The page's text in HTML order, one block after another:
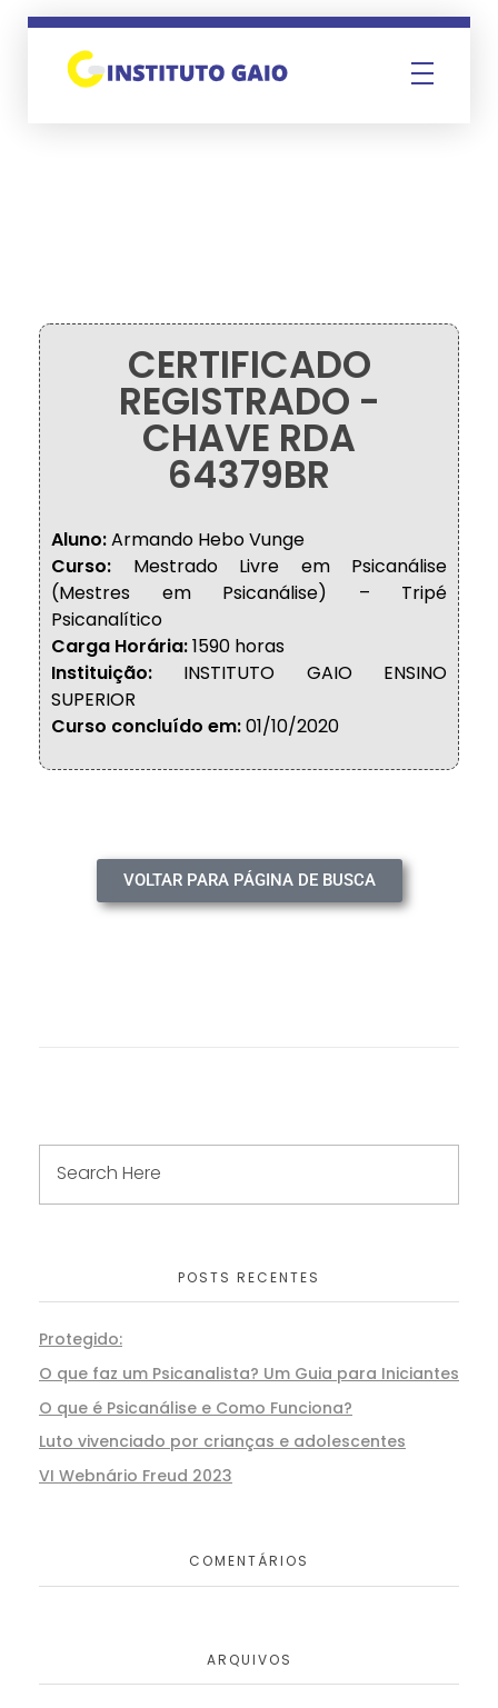
CERTIFICADO
REGISTRADO -
CHAVE RDA
64379BR
Aluno:Armando Hebo Vunge
Curso: Mestrado Livre em Psicanálise
(Mestres em Psicanálise) – Tripé
Psicanalítico
Carga Horária:1590 horas
Instituição: INSTITUTO GAIO ENSINO
SUPERIOR
Curso concluído em:01/10/2020
VOLTAR PARA PÁGINA DE BUSCA
POSTS RECENTES
Protegido:
O que faz um Psicanalista? Um Guia para Iniciantes
O que é Psicanálise e Como Funciona?
Luto vivenciado por crianças e adolescentes
VI Webnário Freud 2023
COMENTÁRIOS
ARQUIVOS